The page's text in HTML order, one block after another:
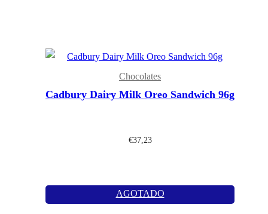
Chocolates
Cadbury Dairy Milk Oreo Sandwich 96g
€37,23
AGOTADO